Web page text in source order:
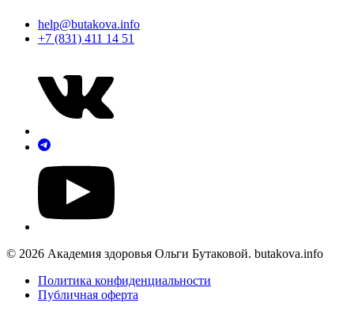
help@butakova.info
+7 (831) 411 14 51
© 2026 Академия здоровья Ольги Бутаковой. butakova.info
Политика конфиденциальности
Публичная оферта